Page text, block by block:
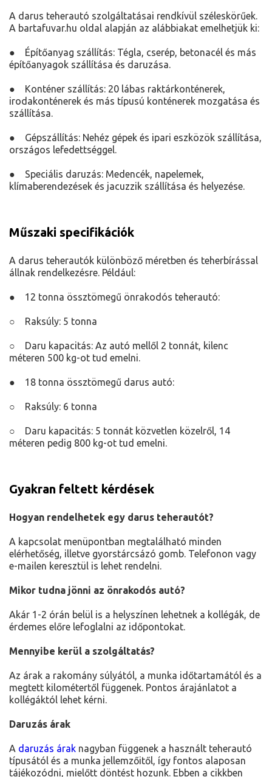
A darus teherautó szolgáltatásai rendkívül széleskörűek.
A bartafuvar.hu oldal alapján az alábbiakat emelhetjük ki:
● Építőanyag szállítás: Tégla, cserép, betonacél és más
építőanyagok szállítása és daruzása.
● Konténer szállítás: 20 lábas raktárkonténerek,
irodakonténerek és más típusú konténerek mozgatása és
szállítása.
● Gépszállítás: Nehéz gépek és ipari eszközök szállítása,
országos lefedettséggel.
● Speciális daruzás: Medencék, napelemek,
klímaberendezések és jacuzzik szállítása és helyezése.
Műszaki specifikációk
A darus teherautók különböző méretben és teherbírással
állnak rendelkezésre. Például:
● 12 tonna össztömegű önrakodós teherautó:
○ Raksúly: 5 tonna
○ Daru kapacitás: Az autó mellől 2 tonnát, kilenc
méteren 500 kg-ot tud emelni.
● 18 tonna össztömegű darus autó:
○ Raksúly: 6 tonna
○ Daru kapacitás: 5 tonnát közvetlen közelről, 14
méteren pedig 800 kg-ot tud emelni.
Gyakran feltett kérdések
Hogyan rendelhetek egy darus teherautót?
A kapcsolat menüpontban megtalálható minden
elérhetőség, illetve gyorstárcsázó gomb. Telefonon vagy
e-mailen keresztül is lehet rendelni.
Mikor tudna jönni az önrakodós autó?
Akár 1-2 órán belül is a helyszínen lehetnek a kollégák, de
érdemes előre lefoglalni az időpontokat.
Mennyibe kerül a szolgáltatás?
Az árak a rakomány súlyától, a munka időtartamától és a
megtett kilométertől függenek. Pontos árajánlatot a
kollégáktól lehet kérni.
Daruzás árak
A daruzás árak nagyban függenek a használt teherautó
típusától és a munka jellemzőitől, így fontos alaposan
tájékozódni, mielőtt döntést hozunk. Ebben a cikkben